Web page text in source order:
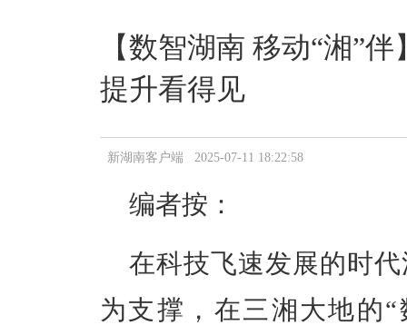
【数智湖南 移动“湘”
提升看得见
新湖南客户端 2025-07-11 18:22:58
编者按：
在科技飞速发展的时
为支撑，在三湘大地的